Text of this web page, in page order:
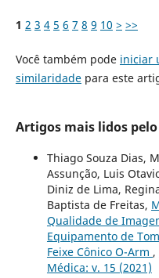
1 2 3 4 5 6 7 8 9 10 > >>
Você também pode iniciar
similaridadepara este
Artigos mais lidos
Thiago Souza Dias,
Assunção, Luis
Diniz de Lima,
Baptista de Freitas,
Qualidade de
Equipamento de
Feixe Cônico O-Arm ,
Médica: v. 15 (2021)